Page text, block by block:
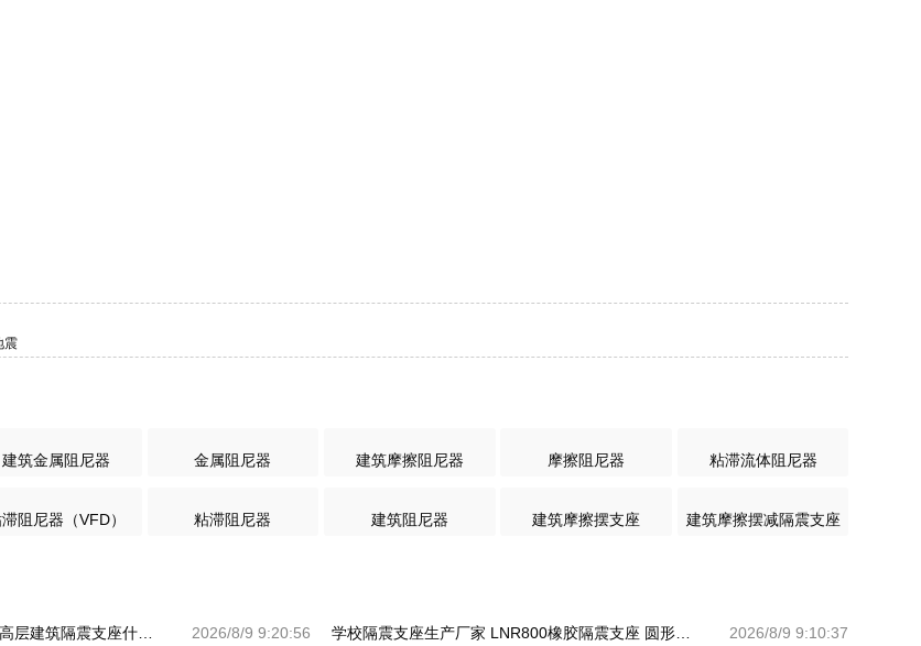
震
建筑金属阻尼器 金属阻尼器 建筑摩擦阻尼器 摩擦阻尼器 粘滞流体阻尼器
阻尼器（VFD） 粘滞阻尼器 建筑阻尼器 建筑摩擦摆支座 建筑摩擦摆减隔震支座
钢结构建筑抗震支座生产厂家 高层建筑隔震支座什么价格 房屋建筑隔震支座厂家电话 2026/8/9 9:20:56 2026/8/9 9:10:37